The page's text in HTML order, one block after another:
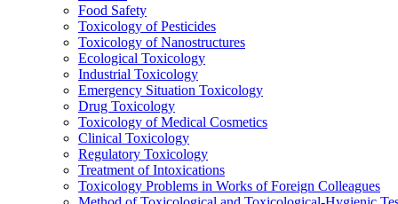
Food Safety
Toxicology of Pesticides
Toxicology of Nanostructures
Ecological Toxicology
Industrial Toxicology
Emergency Situation Toxicology
Drug Toxicology
Toxicology of Medical Cosmetics
Clinical Toxicology
Regulatory Toxicology
Treatment of Intoxications
Toxicology Problems in Works of Foreign Colleagues